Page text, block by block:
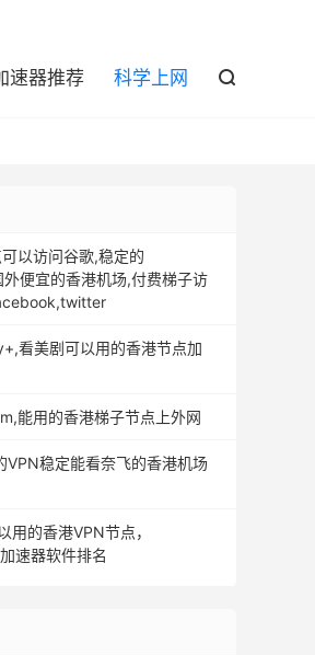
速器推荐 科学上网 
以访问谷歌,稳定的
便宜的香港机场,付费梯子访
看美剧可以用的香港节点加
能用的香港梯子节点上外网
稳定能看奈飞的香港机场
用的香港VPN节点，
速器软件排名